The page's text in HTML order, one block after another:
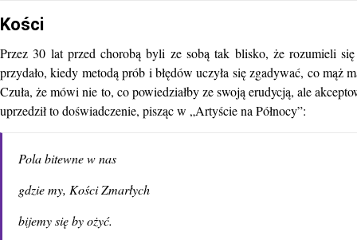
Kości
Przez 30 lat przed chorobą byli ze sobą tak blisko, że rozumieli
przydało, kiedy metodą prób i błędów uczyła się zgadywać, co mąż
Czuła, że mówi nie to, co powiedziałby ze swoją erudycją, ale
uprzedził to doświadczenie, pisząc w „Artyście na Północy”:
Pola bitewne w nas
gdzie my, Kości Zmarłych
bijemy się by ożyć.